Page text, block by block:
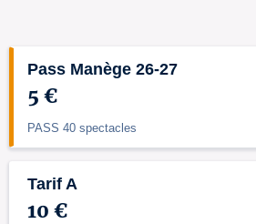
Pass Manège 26-27
5 €
PASS 40 spectacles
Tarif A
10 €